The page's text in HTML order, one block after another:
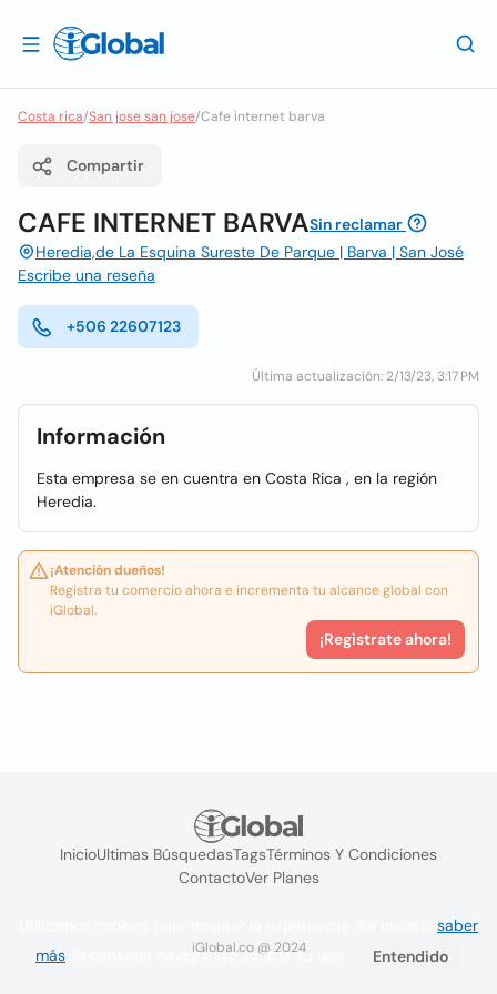
Costa rica/San jose san jose/Cafe internet barva
Compartir
CAFE INTERNET BARVASin reclamar
Heredia,de La Esquina Sureste De Parque | Barva | San José
Escribe una reseña
+506 22607123
Última actualización: 2/13/23, 3:17 PM
Información
Esta empresa se en cuentra en Costa Rica , en la región
Heredia.
¡Atención dueños!
Registra tu comercio ahora e incrementa tu alcance global con
iGlobal.
¡Registrate ahora!
InicioUltimas BúsquedasTagsTérminos Y Condiciones
ContactoVer Planes
iGlobal.co @ 2024
saber
más . Si continúa navegando acepta su uso. Entendido